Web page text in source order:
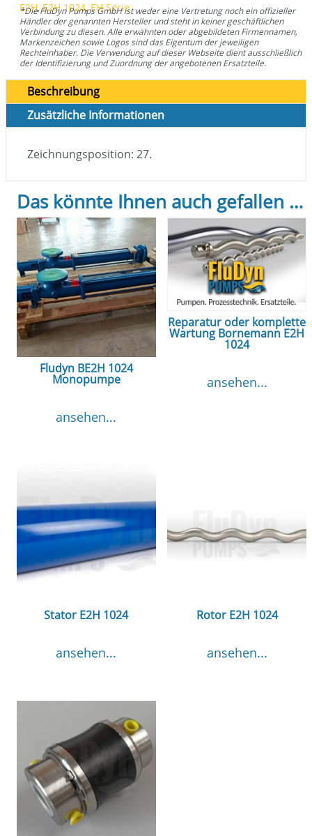
E2H,E2H 1024,EH Serie
*Die FluDyn Pumps GmbH ist weder eine Vertretung noch ein offizieller
Händler der genannten Hersteller und steht in keiner geschäftlichen
Verbindung zu diesen. Alle erwähnten oder abgebildeten Firmennamen,
Markenzeichen sowie Logos sind das Eigentum der jeweiligen
Rechteinhaber. Die Verwendung auf dieser Webseite dient ausschließlich
der Identifizierung und Zuordnung der angebotenen Ersatzteile.
Beschreibung
Zusätzliche Informationen
Zeichnungsposition: 27.
Das könnte Ihnen auch gefallen …
Fludyn BE2H 1024
Monopumpe
ansehen...
Reparatur oder komplette
Wartung Bornemann E2H
1024
ansehen...
Stator E2H 1024
ansehen...
Rotor E2H 1024
ansehen...